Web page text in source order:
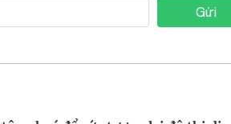
Gửi